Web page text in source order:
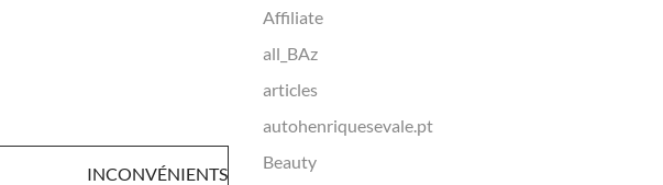
INCONVÉNIENTS
Affiliate
all_BAz
articles
autohenriquesevale.pt
Beauty